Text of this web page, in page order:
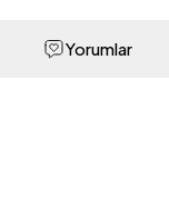
Yorumlar